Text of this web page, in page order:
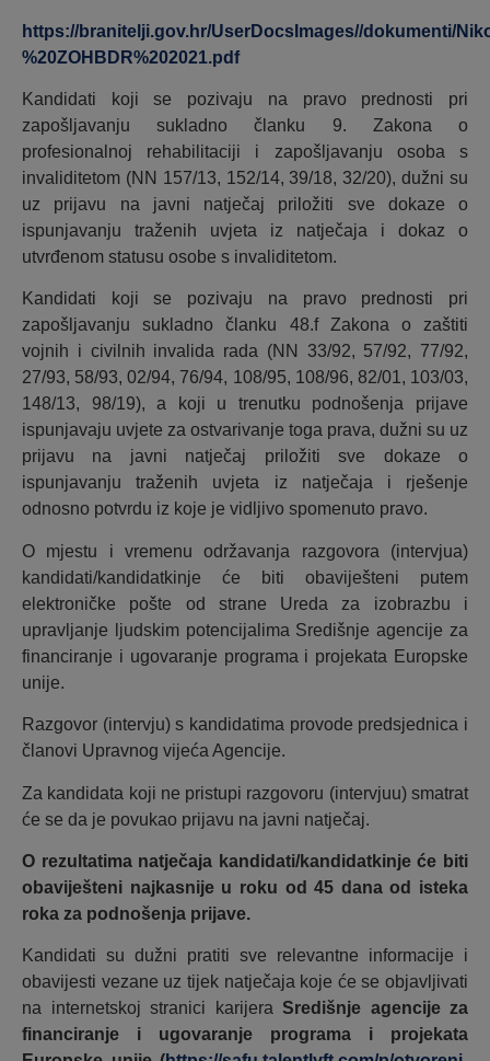
https://branitelji.gov.hr/UserDocsImages//dokumenti/
%20ZOHBDR%202021.pdf
Kandidati koji se pozivaju na pravo prednosti pri
zapošljavanju sukladno članku 9. Zakona o
profesionalnoj rehabilitaciji i zapošljavanju osoba s
invaliditetom (NN 157/13, 152/14, 39/18, 32/20), dužni su
uz prijavu na javni natječaj priložiti sve dokaze o
ispunjavanju traženih uvjeta iz natječaja i dokaz o
utvrđenom statusu osobe s invaliditetom.
Kandidati koji se pozivaju na pravo prednosti pri
zapošljavanju sukladno članku 48.f Zakona o zaštiti
vojnih i civilnih invalida rada (NN 33/92, 57/92, 77/92,
27/93, 58/93, 02/94, 76/94, 108/95, 108/96, 82/01, 103/03,
148/13, 98/19), a koji u trenutku podnošenja prijave
ispunjavaju uvjete za ostvarivanje toga prava, dužni su uz
prijavu na javni natječaj priložiti sve dokaze o
ispunjavanju traženih uvjeta iz natječaja i rješenje
odnosno potvrdu iz koje je vidljivo spomenuto pravo.
O mjestu i vremenu održavanja razgovora (intervjua)
kandidati/kandidatkinje će biti obaviješteni putem
elektroničke pošte od strane Ureda za izobrazbu i
upravljanje ljudskim potencijalima Središnje agencije za
financiranje i ugovaranje programa i projekata Europske
unije.
Razgovor (intervju) s kandidatima provode predsjednica i
članovi Upravnog vijeća Agencije.
Za kandidata koji ne pristupi razgovoru (intervjuu) smatrat
će se da je povukao prijavu na javni natječaj.
O rezultatima natječaja kandidati/kandidatkinje će biti
obaviješteni najkasnije u roku od 45 dana od isteka
roka za podnošenja prijave.
Kandidati su dužni pratiti sve relevantne informacije i
obavijesti vezane uz tijek natječaja koje će se objavljivati
na internetskoj stranici karijera Središnje agencije za
financiranje i ugovaranje programa i projekata